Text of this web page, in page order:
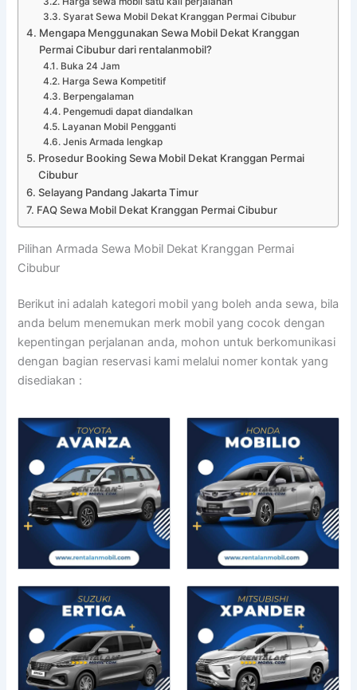
Syarat Sewa Mobil Dekat Kranggan Permai Cibubur
Mengapa Menggunakan Sewa Mobil Dekat Kranggan
Permai Cibubur dari rentalanmobil?
Buka 24 Jam
Harga Sewa Kompetitif
Berpengalaman
Pengemudi dapat diandalkan
Layanan Mobil Pengganti
Jenis Armada lengkap
Prosedur Booking Sewa Mobil Dekat Kranggan Permai
Cibubur
Selayang Pandang Jakarta Timur
FAQ Sewa Mobil Dekat Kranggan Permai Cibubur
Pilihan Armada Sewa Mobil Dekat Kranggan Permai
Cibubur
Berikut ini adalah kategori mobil yang boleh anda sewa, bila
anda belum menemukan merk mobil yang cocok dengan
kepentingan perjalanan anda, mohon untuk berkomunikasi
dengan bagian reservasi kami melalui nomer kontak yang
disediakan :